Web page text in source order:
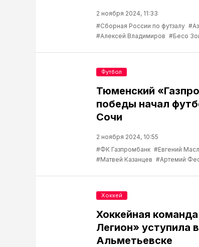
2 ноября 2024, 11:33
#Сборная России по футзалу
#Алексей Владимиров #Бесо
Тюменский
победы начал
Сочи
2 ноября 2024, 10:55
#ФК Газпромбанк #Евгений
#Матвей Казанцев #Артемий
Футбол
Хоккейная
Легион» уступила
Альметьевске
Хоккей